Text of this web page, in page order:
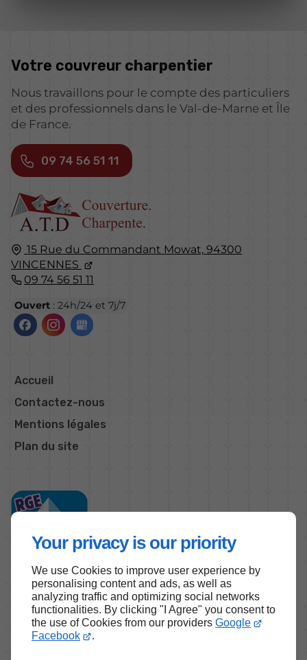
Your privacy is our priority
We use Cookies to improve user experience by
personalising content and ads, as well as
analyzing traffic and optimizing social networks
functionalities. By clicking "I Agree" you consent to
the use of Cookies from our providers Google
Facebook
.
15 Rue du Commandant Mowat, 94300
VINCENNES
09 74 56 51 11
Ouvert: 24h/24 et 7j/7
Accueil
Contactez-nous
Mentions légales
Plan du site
Votre couvreur charpentier
Nous travaillons pour le compte des particuliers
et des professionnels dans le Val-de-Marne et Île
de France.
09 74 56 51 11
Haut de page